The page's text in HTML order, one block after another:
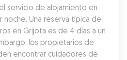
servicio de alojamiento en
noche. Una reserva típica de
en Grijota es de 4 días a un
los propietarios de
encontrar cuidadores de